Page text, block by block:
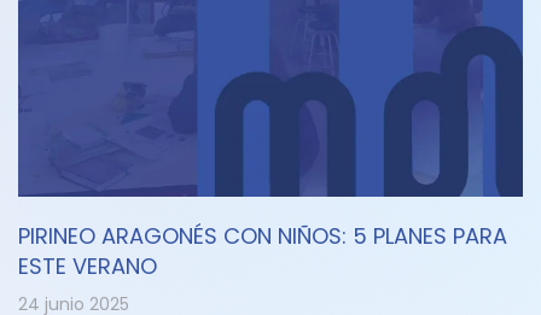
PIRINEO ARAGONÉS CON NIÑOS: 5 PLANES PARA
ESTE VERANO
24 junio 2025